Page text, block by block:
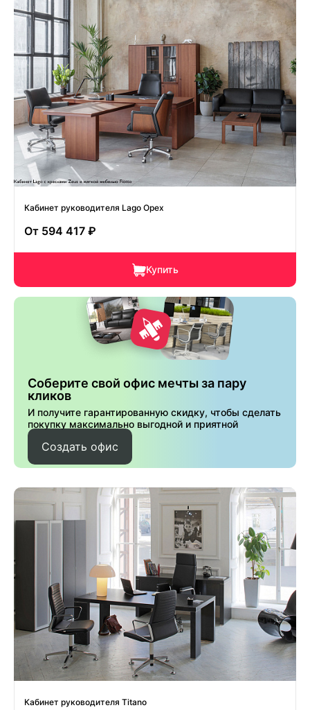
Кабинет руководителя Lago Орех
От 594 417 ₽
Купить
Соберите свой офис мечты за пару
кликов
И получите гарантированную скидку, чтобы сделать
покупку максимально выгодной и приятной
Создать офис
Кабинет руководителя Titano